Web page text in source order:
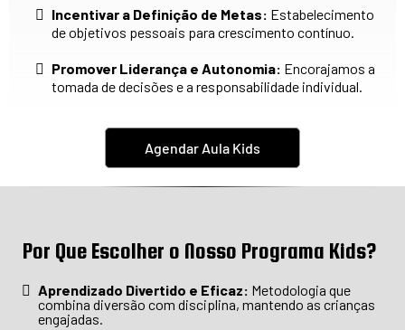
Incentivar a Definição de Metas: Estabelecimento
de objetivos pessoais para crescimento contínuo.
Promover Liderança e Autonomia: Encorajamos a
tomada de decisões e a responsabilidade individual.
Agendar Aula Kids
Por Que Escolher o Nosso Programa Kids?
Aprendizado Divertido e Eficaz: Metodologia que
combina diversão com disciplina, mantendo as crianças
engajadas.